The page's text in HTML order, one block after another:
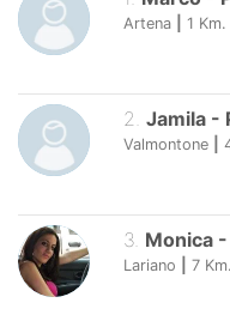
Artena 1 Km.
2. Jamila -
Valmontone
3. Monica -
Lariano 7 Km.